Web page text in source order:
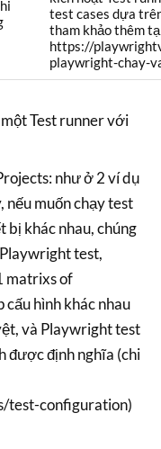
test cases dựa
tham khảo thêm
https://
playwright-chay-
Test runner với
như ở 2 ví dụ
muốn chạy test
khác nhau, chúng
test,
matrixs of
hình khác nhau
và Playwright test
được định nghĩa (chi
test-configuration)